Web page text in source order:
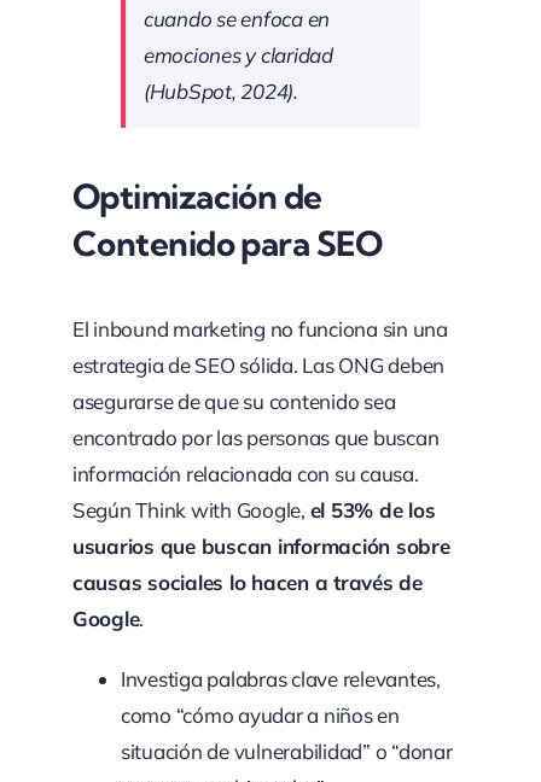
cuando se enfoca en
emociones y claridad
(HubSpot, 2024).
Optimización de
Contenido para SEO
El inbound marketing no funciona sin una
estrategia de SEO sólida. Las ONG deben
asegurarse de que su contenido sea
encontrado por las personas que buscan
información relacionada con su causa.
Según Think with Google, el 53% de los
usuarios que buscan información sobre
causas sociales lo hacen a través de
Google.
Investiga palabras clave relevantes,
como “cómo ayudar a niños en
situación de vulnerabilidad” o “donar